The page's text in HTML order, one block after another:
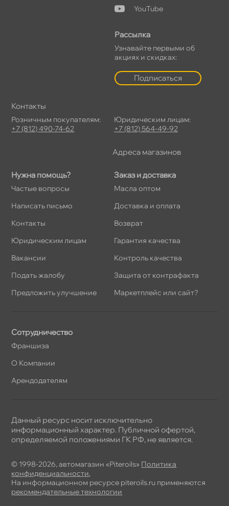
Нужна помощь?
Частые вопросы
Написать письмо
Контакты
Юридическим лицам
акансии
Подать жалобу
Предложить улучшение
Заказ и доставка
Масла оптом
Доставка и оплата
озврат
Гарантия качества
Контроль качества
Защита от контрафакта
Маркетплейс или сайт?
YouTube
Рассылка
Узнавайте первыми о
акциях и скидках:
Подписаться
Сотрудничество
Франшиза
О Компании
Арендодателям
Контакты
Розничным покупателям:
+7 (812) 490-74-62
Юридическим лицам:
+7 (812) 564-49-92
Адреса магазино
© 1998-2026, автомагазин «Piteroils» Политика
конфиденциальности,
На информационном ресурсе piteroils.ru применяются
рекомендательные технологии
Данный ресурс носит исключительно
информационный характер. Публичной офертой,
определяемой положениями ГК РФ, не является.